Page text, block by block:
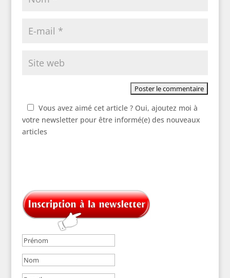
Vous avez aimé cet article ? Oui, ajoutez moi à
votre newsletter pour être informé(e) des nouveaux
articles